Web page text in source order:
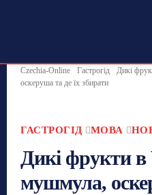
Czechia-Online Гастрогід
Дикі
оскеруша та де їх збирати
ГАСТРОГІД МОВА
Дикі фрукти в
мушмула,